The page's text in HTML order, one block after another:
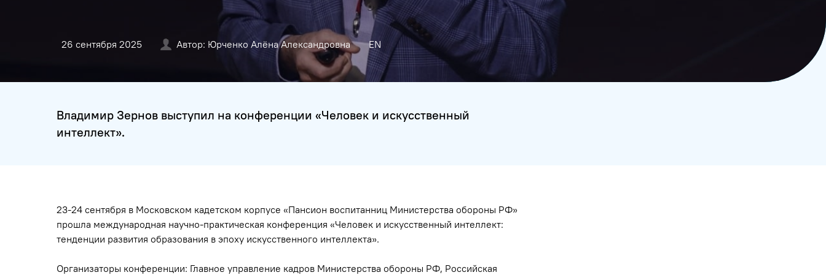
26 сентября 2025 Автор: Юрченко Алёна Александровна EN
Владимир Зернов выступил на конференции «Человек и искусственный
интеллект».
23-24 сентября в Московском кадетском корпусе «Пансион воспитанниц Министерства обороны РФ»
прошла международная научно-практическая конференция «Человек и искусственный интеллект:
тенденции развития образования в эпоху искусственного интеллекта».
Организаторы конференции: Главное управление кадров Министерства обороны РФ, Российская